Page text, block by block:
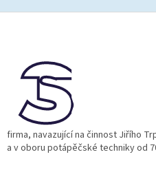
firma, navazující na činnost Jiřího
a v oboru potápěčské techniky od